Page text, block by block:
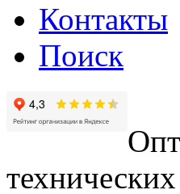
Контакты
Поиск